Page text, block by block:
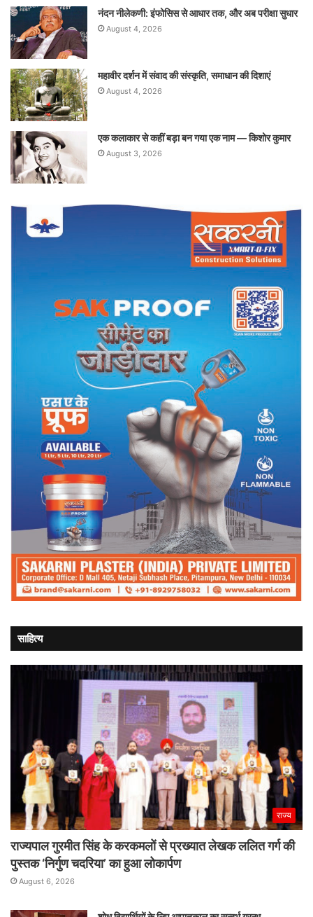
नंदन नीलेकणी: इंफोसिस से आधार तक, और अब परीक्षा सुधार
August 4, 2026
महावीर दर्शन में संवाद की संस्कृति, समाधान की दिशाएं
August 4, 2026
एक कलाकार से कहीं बड़ा बन गया एक नाम — किशोर कुमार
August 3, 2026
साहित्य
राज्य
राज्यपाल गुरमीत सिंह के करकमलों से प्रख्यात लेखक ललित गर्ग की
पुस्तक ‘निर्गुण चदरिया’ का हुआ लोकार्पण
August 6, 2026